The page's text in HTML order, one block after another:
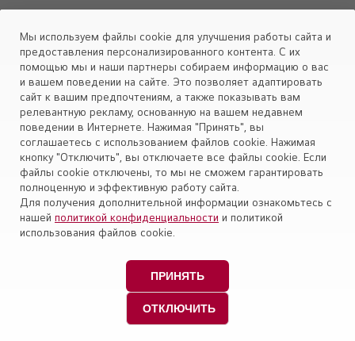
Deluxe Pro
Air PuriCare
Evo Max
Eco Smart
Look Smart
ProCool
Mega Dual Plus
Mega Smart
Скачать
Объекты
Установите приложение «Cервис кондиционеров LG Aircon»
Политика конфиденциальности
Персональные данные пользователей
Электроникс) Россия. Все права защищены.
Мы используем файлы cookie для улучшения работы сайта и
предоставления персонализированного контента. С их
помощью мы и наши партнеры собираем информацию о вас
и вашем поведении на сайте. Это позволяет адаптировать
сайт к вашим предпочтениям, а также показывать вам
релевантную рекламу, основанную на вашем недавнем
поведении в Интернете. Нажимая "Принять", вы
соглашаетесь с использованием файлов cookie. Нажимая
кнопку "Отключить", вы отключаете все файлы cookie. Если
файлы cookie отключены, то мы не сможем гарантировать
полноценную и эффективную работу сайта.
Для получения дополнительной информации ознакомьтесь с
нашей политикой конфиденциальности и политикой
использования файлов cookie.
ПРИНЯТЬ
ОТКЛЮЧИТЬ